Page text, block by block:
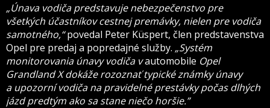
„Únava vodiča predstavuje nebezpečenstvo pre
všetkých účastníkov cestnej premávky, nielen pre vodiča
samotného,“povedal Peter Küspert, člen predstavenstva
Opel pre predaj a popredajné služby. „Systém
monitorovania únavy vodiča vautomobile Opel
Grandland X dokáže rozoznať typické známky únavy
a upozorní vodiča na pravidelné prestávky počas dlhých
jázd predtým ako sa stane niečo horšie.”